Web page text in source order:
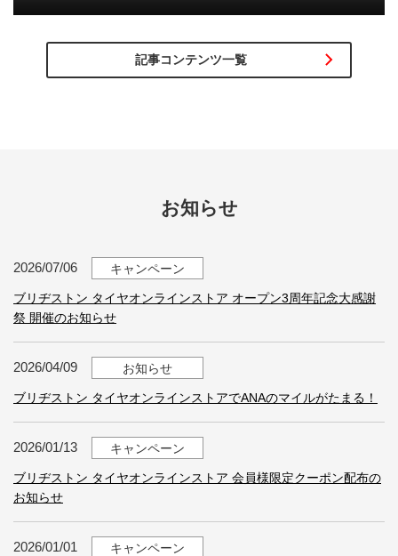
記事コンテンツ一覧
お知らせ
2026/07/06 キャンペーン
ブリヂストン タイヤオンラインストア オープン3周年記念大感謝
祭 開催のお知らせ
2026/04/09 お知らせ
ブリヂストン タイヤオンラインストアでANAのマイルがたまる！
2026/01/13 キャンペーン
ブリヂストン タイヤオンラインストア 会員様限定クーポン配布の
お知らせ
2026/01/01 キャンペーン